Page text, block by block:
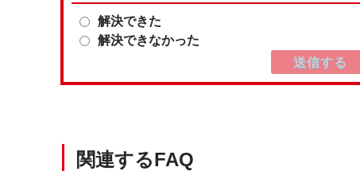
解決できた
解決できなかった
関連するFAQ